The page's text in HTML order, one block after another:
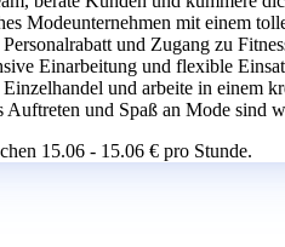
Modeunternehmen mit einem
und Zugang zu
Einarbeitung und flexible
und arbeite in einem
Auftreten und Spaß an Mode sind
15.06 - 15.06 € pro Stunde.